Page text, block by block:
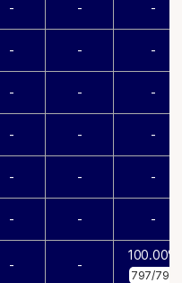
- - -
- - -
- - -
- - -
- - -
- - -
- -
100.00%
797/797